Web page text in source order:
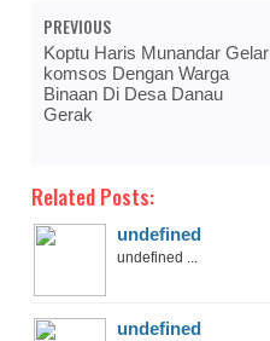
PREVIOUS
Koptu Haris Munandar Gelar
komsos Dengan Warga
Binaan Di Desa Danau
Gerak
Related Posts:
undefined
undefined ...
undefined